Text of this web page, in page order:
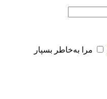
مرا به‌خاطر بسپار